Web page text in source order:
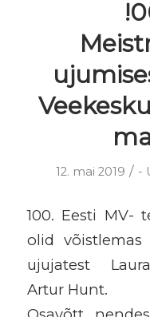
12. mai 2019 / -
100. Eesti MV-
olid
ujujatest
Artur Hunt.